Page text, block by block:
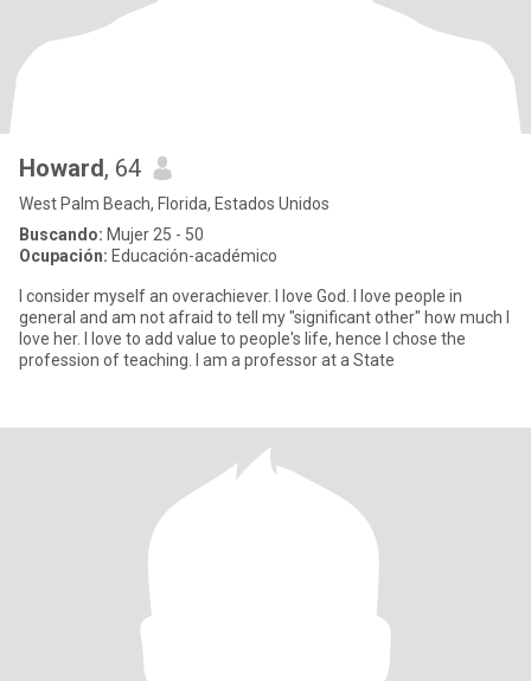
Howard, 64
West Palm Beach, Florida, Estados Unidos
Buscando: Mujer 25 - 50
Ocupación: Educación-académico
I consider myself an overachiever. I love God. I love people in
general and am not afraid to tell my "significant other" how much I
love her. I love to add value to people's life, hence I chose the
profession of teaching. I am a professor at a State